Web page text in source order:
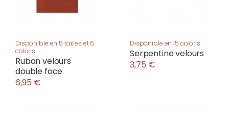
Disponible en 5 tailles et 6
coloris
Ruban velours
double face
6,95 €
Disponible en 15 coloris
Serpentine velours
3,75 €